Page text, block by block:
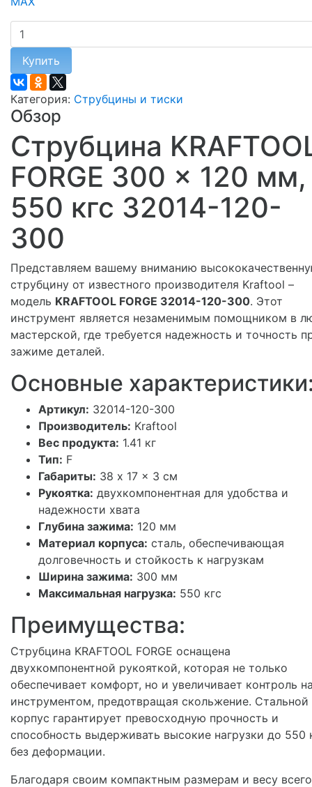
Купить
Категория: Струбцины и тиски
Обзор
Струбцина
FORGE 300 x 120 мм,
550 кгс 32014-120-
300
Представляем вашему вниманию
струбцину от известного производителя Kraftool –
модель KRAFTOOL FORGE 32014-120-300. Этот
инструмент является незаменимым помощником в
мастерской, где требуется надежность и точность
зажиме деталей.
Основные
Артикул: 32014-120-300
Производитель: Kraftool
Вес продукта: 1.41 кг
Тип: F
Габариты: 38 x 17 x 3 см
Рукоятка: двухкомпонентная для удобства и
надежности хвата
Глубина зажима: 120 мм
Материал корпуса: сталь, обеспечивающая
долговечность и стойкость к нагрузкам
Ширина зажима: 300 мм
Максимальная нагрузка: 550 кгс
Преимущества:
Струбцина KRAFTOOL FORGE оснащена
двухкомпонентной рукояткой, которая не только
обеспечивает комфорт, но и увеличивает контроль
инструментом, предотвращая скольжение. Стальной
корпус гарантирует превосходную прочность и
способность выдерживать высокие нагрузки до 550
без деформации.
Благодаря своим компактным размерам и весу